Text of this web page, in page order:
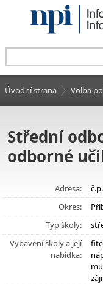
Úvodní strana Volba
Střední
odborné
Adresa:
Okres:
Typ školy:
Vybavení školy a její
nabídka: